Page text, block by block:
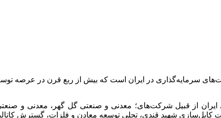
سرمایه‌گذاری در ایران است که بیش از ربع قرن در
از قبیل شرکت‌های؛ معدنی و صنعتی گل گهر، معدنی و
کابل‌سازی شهید قندی، تجلی توسعه معادن و فلزات، گسترش